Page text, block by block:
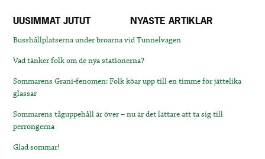
UUSIMMAT JUTUT NYASTE ARTIKLAR
Busshållplatserna under broarna vid Tunnelvägen
Vad tänker folk om de nya stationerna?
Sommarens Grani-fenomen: Folk köar upp till en timme för jättelika
glassar
Sommarens tåguppehåll är över – nu är det lättare att ta sig till
perrongerna
Glad sommar!